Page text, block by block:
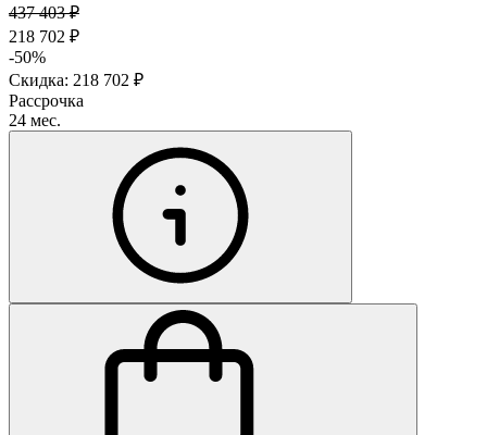
437 403 ₽
218 702 ₽
-50%
Скидка: 218 702 ₽
Рассрочка
24 мес.